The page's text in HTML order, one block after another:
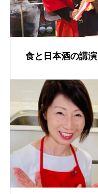
食と日本酒の講演